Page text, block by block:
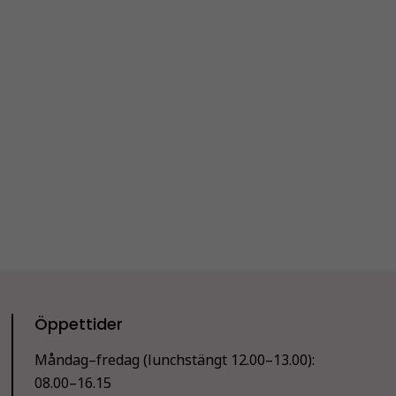
Öppettider
Måndag–fredag (lunchstängt 12.00–13.00):
08.00–16.15